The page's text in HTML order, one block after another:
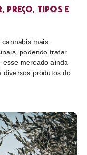
preço, tipos e
cannabis mais
podendo tratar
esse mercado ainda
diversos produtos do